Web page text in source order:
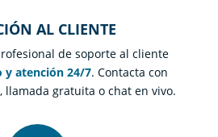
AL CLIENTE
de soporte al cliente
y atención 24/7. Contacta con
llamada gratuita o chat en vivo.